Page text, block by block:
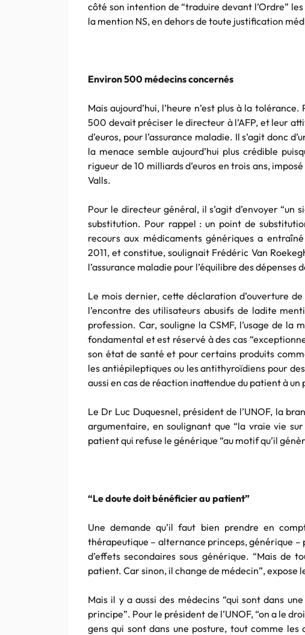
côté son intention de “traduire devant l’Ordre”
la mention NS, en dehors de toute justification
Environ 500 médecins concernés
Mais aujourd’hui, l’heure n’est plus à la
500 devait préciser le directeur à l’AFP, et leur
d’euros, pour l’assurance maladie. Il s’agit donc
la menace semble aujourd’hui plus crédible
rigueur de 10 milliards d’euros en trois ans,
Valls.
Pour le directeur général, il s’agit d’envoyer “un
substitution. Pour rappel : un point de
recours aux médicaments génériques a entraîné
2011, et constitue, soulignait Frédéric Van
l’assurance maladie pour l’équilibre des dépenses
Le mois dernier, cette déclaration d’ouverture
l’encontre des utilisateurs abusifs de ladite
profession. Car, souligne la CSMF, l’usage de la
fondamental et est réservé à des cas
son état de santé et pour certains produits
les antiépileptiques ou les antithyroïdiens pour
aussi en cas de réaction inattendue du patient à
Le Dr Luc Duquesnel, président de l’UNOF, la
argumentaire, en soulignant que “la vraie vie
patient qui refuse le générique “au motif qu’il
“Le doute doit bénéficier au patient”
Une demande qu’il faut bien prendre en
thérapeutique – alternance princeps, générique
d’effets secondaires sous générique. “Mais de
patient. Car sinon, il change de médecin”, expose
Mais il y a aussi des médecins “qui sont dans
principe”. Pour le président de l’UNOF, “on a le
gens qui sont dans une posture, tout comme les